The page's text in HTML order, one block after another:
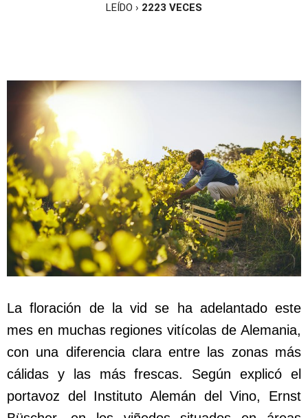
LEÍDO › 2223 VECES
La floración de la vid se ha adelantado este
mes en muchas regiones vitícolas de Alemania,
con una diferencia clara entre las zonas más
cálidas y las más frescas. Según explicó el
portavoz del Instituto Alemán del Vino, Ernst